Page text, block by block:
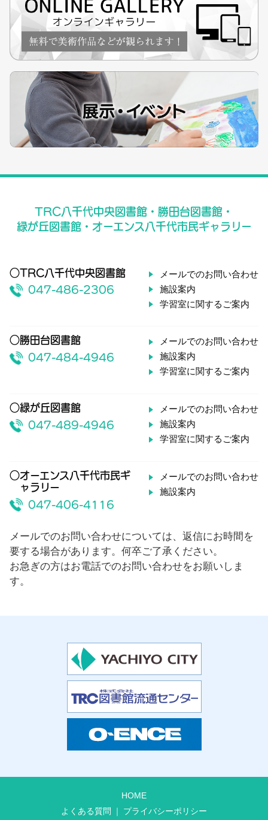
TRC八千代中央図書館・勝田台図書館・
緑が丘図書館・オーエンス八千代市民ギャラリー
○TRC八千代中央図書館
047-486-2306
メールでのお問い合わせ
施設案内
学習室に関するご案内
○勝田台図書館
047-484-4946
メールでのお問い合わせ
施設案内
学習室に関するご案内
○緑が丘図書館
047-489-4946
メールでのお問い合わせ
施設案内
学習室に関するご案内
○オーエンス八千代市民ギ
ャラリー
047-406-4116
メールでのお問い合わせ
施設案内
メールでのお問い合わせについては、返信にお時間を
要する場合があります。何卒ご了承ください。
お急ぎの方はお電話でのお問い合わせをお願いしま
す。
HOME
よくある質問
プライバシーポリシー